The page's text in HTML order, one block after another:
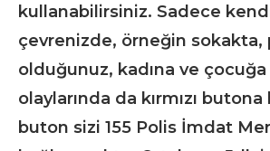
kullanabilirsiniz. Sadece
çevrenizde, örneğin sokakta,
olduğunuz, kadına ve
olaylarında da kırmızı butona
buton sizi 155 Polis İmdat